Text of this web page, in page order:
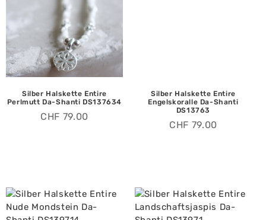
Silber Halskette Entire
Perlmutt Da-Shanti DS137634
CHF 79.00
Silber Halskette Entire
Engelskoralle Da-Shanti
DS13763
CHF 79.00